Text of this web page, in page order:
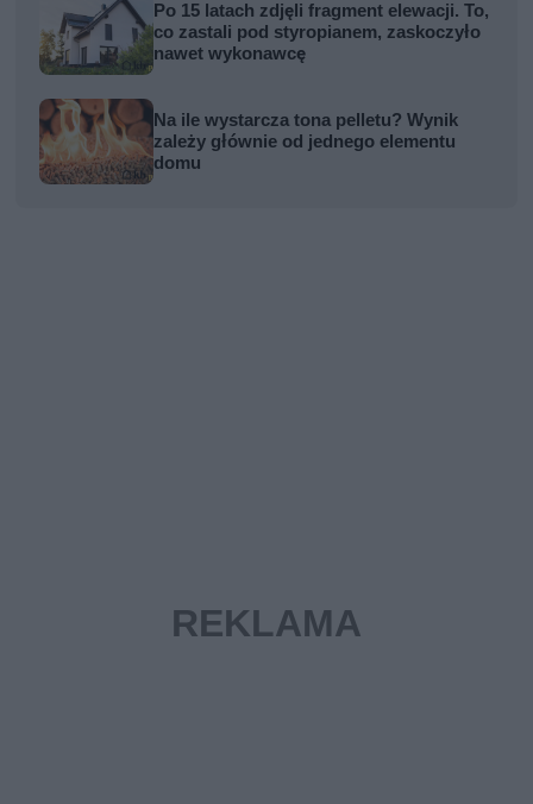
Po 15 latach zdjęli fragment elewacji. To,
co zastali pod styropianem, zaskoczyło
nawet wykonawcę
Na ile wystarcza tona pelletu? Wynik
zależy głównie od jednego elementu
domu